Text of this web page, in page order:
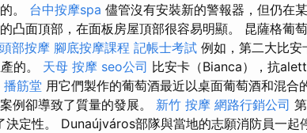
。 台中按摩spa 儘管沒有安裝新的警報器，但仍在
凸面頂部，在面板房屋頂部很容易明顯。 昆薩格葡
部按摩 腳底按摩課程 記帳士考試 例如，第二大比安
的。 天母 按摩 seo公司 比安卡（Bianca），抗
播筋堂 用它們製作的葡萄酒最近以桌面葡萄酒和混合
例卻導致了質量的發展。 新竹 按摩 網路行銷公司
定性。 Dunaújváros部隊與當地的志願消防員一起